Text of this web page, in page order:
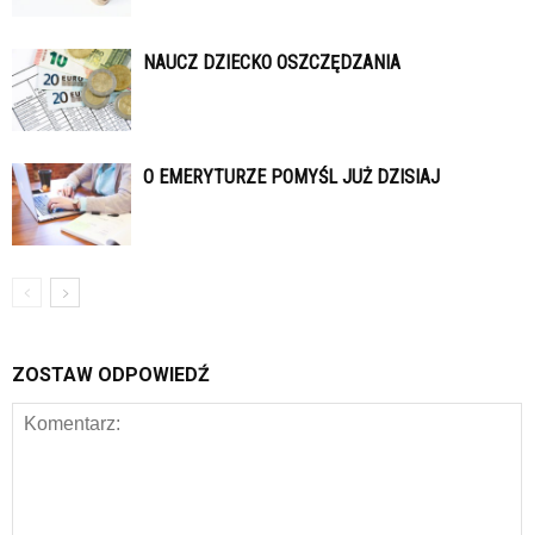
NAUCZ DZIECKO OSZCZĘDZANIA
O EMERYTURZE POMYŚL JUŻ DZISIAJ
ZOSTAW ODPOWIEDŹ